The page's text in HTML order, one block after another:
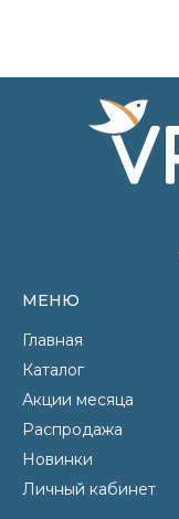
МЕНЮ
Главная
Каталог
Акции месяца
Распродажа
Новинки
Личный кабинет